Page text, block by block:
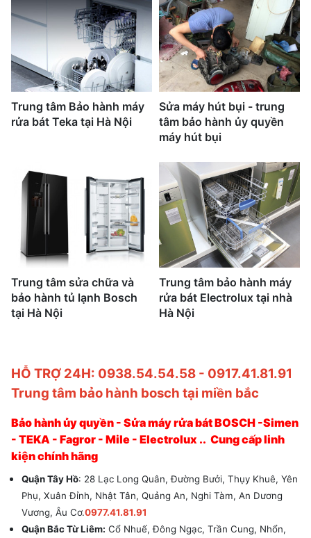
Trung tâm Bảo hành máy
rửa bát Teka tại Hà Nội
Sửa máy hút bụi - trung
tâm bảo hành ủy quyền
máy hút bụi
Trung tâm sửa chữa và
bảo hành tủ lạnh Bosch
tại Hà Nội
Trung tâm bảo hành máy
rửa bát Electrolux tại nhà
Hà Nội
HỖ TRỢ 24H: 0938.54.54.58 - 0917.41.81.91
Trung tâm bảo hành bosch tại miền bắc
Bảo hành ủy quyền - Sửa máy rửa bát BOSCH -Simen
- TEKA - Fagror - Mile - Electrolux .. Cung cấp linh
kiện chính hãng
Quận Tây Hồ: 28 Lạc Long Quân, Đường Bưởi, Thụy Khuê, Yên
Phụ, Xuân Đỉnh, Nhật Tân, Quảng An, Nghi Tàm, An Dương
Vương, Âu Cơ.0977.41.81.91
Quận Bắc Từ Liêm: Cổ Nhuế, Đông Ngạc, Trần Cung, Nhổn,